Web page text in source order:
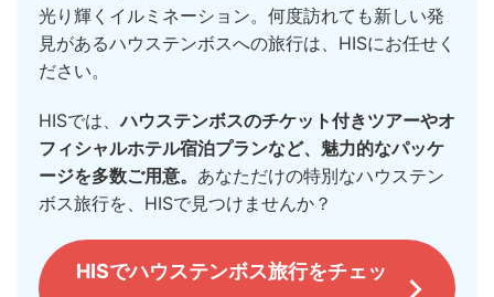
光り輝くイルミネーション。何度訪れても新しい発
見があるハウステンボスへの旅行は、HISにお任せく
ださい。
HISでは、ハウステンボスのチケット付きツアーやオ
フィシャルホテル宿泊プランなど、魅力的なパッケ
ージを多数ご用意。 あなただけの特別なハウステン
ボス旅行を、HISで見つけませんか？
HISでハウステンボス旅行をチェッ